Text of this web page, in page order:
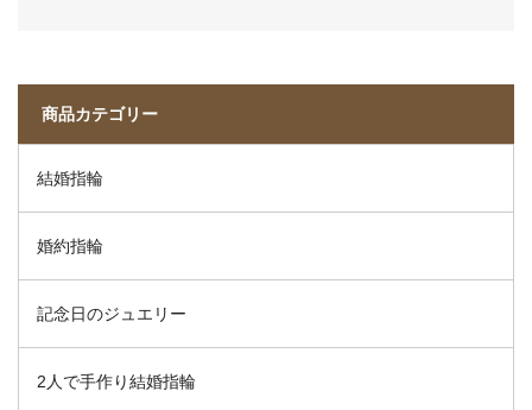
商品カテゴリー
結婚指輪
婚約指輪
記念日のジュエリー
2人で手作り結婚指輪